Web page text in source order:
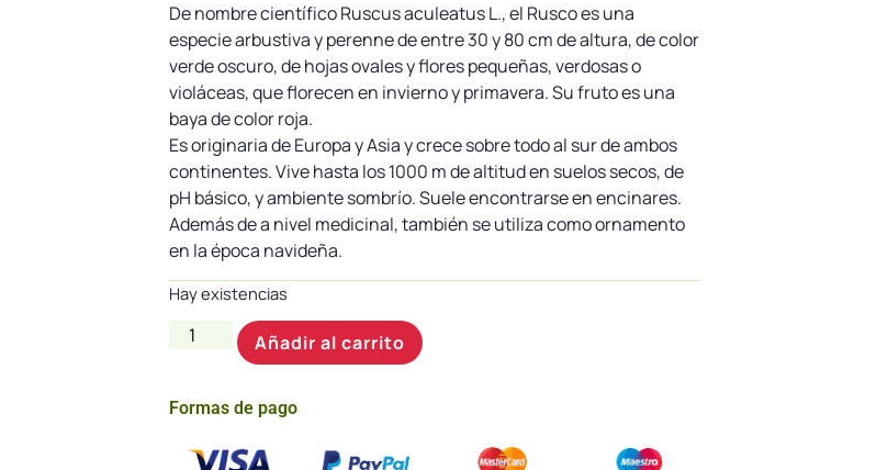
De nombre científico Ruscus aculeatus L., el Rusco es una
especie arbustiva y perenne de entre 30 y 80 cm de altura, de color
verde oscuro, de hojas ovales y flores pequeñas, verdosas o
violáceas, que florecen en invierno y primavera. Su fruto es una
baya de color roja.
Es originaria de Europa y Asia y crece sobre todo al sur de ambos
continentes. Vive hasta los 1000 m de altitud en suelos secos, de
pH básico, y ambiente sombrío. Suele encontrarse en encinares.
Además de a nivel medicinal, también se utiliza como ornamento
en la época navideña.
Hay existencias
Añadir al carrito
Formas de pago